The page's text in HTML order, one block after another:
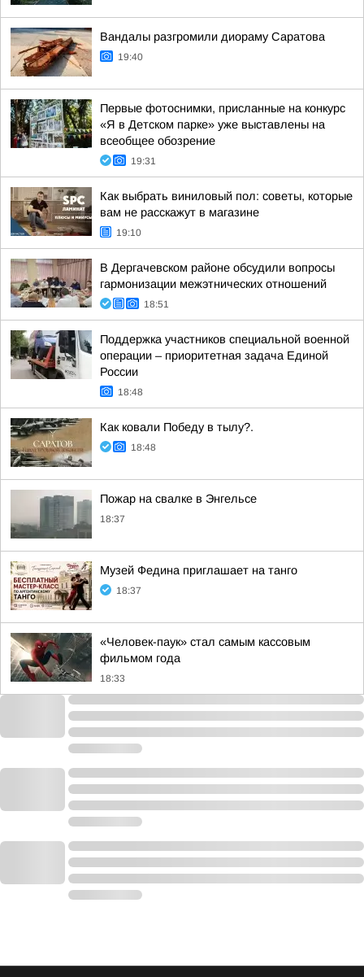
Вандалы разгромили диораму Саратова
19:40
Первые фотоснимки, присланные на конкурс
«Я в Детском парке» уже выставлены на
всеобщее обозрение
19:31
Как выбрать виниловый пол: советы, которые
вам не расскажут в магазине
19:10
В Дергачевском районе обсудили вопросы
гармонизации межэтнических отношений
18:51
Поддержка участников специальной военной
операции – приоритетная задача Единой
России
18:48
Как ковали Победу в тылу?.
18:48
Пожар на свалке в Энгельсе
18:37
Музей Федина приглашает на танго
18:37
«Человек-паук» стал самым кассовым
фильмом года
18:33